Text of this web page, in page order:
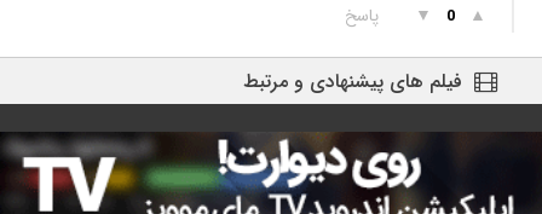
▲
0
▼ پاسخ
فیلم های پیشنهادی و مرتبط